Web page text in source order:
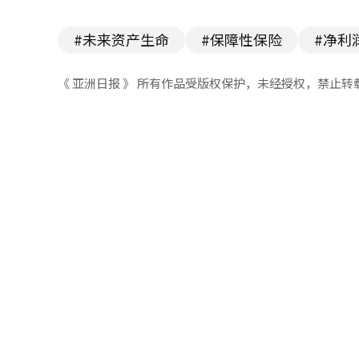
#未来资产生命 #保障性保险 #净利
《 亚洲日报 》 所有作品受版权保护，未经授权，禁止转